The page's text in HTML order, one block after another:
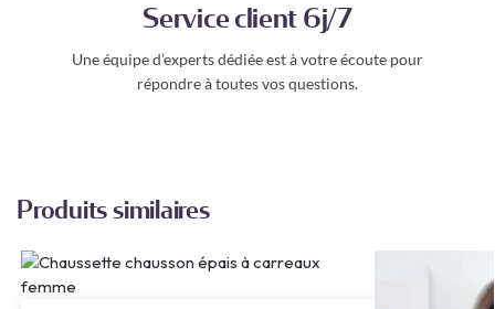
Service client 6j/7
Une équipe d’experts dédiée est à votre écoute pour
répondre à toutes vos questions.
Produits similaires